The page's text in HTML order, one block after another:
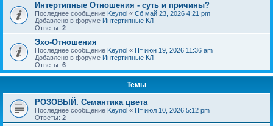
Интертипные Отношения - суть и причины?
Последнее сообщение Keynol « Сб май 23, 2026 4:21 pm
Добавлено в форуме Интертипные КЛ
Ответы: 2
Эхо-Отношения
Последнее сообщение Keynol « Пт июн 19, 2026 11:36 am
Добавлено в форуме Интертипные КЛ
Ответы: 6
Темы
РОЗОВЫЙ. Семантика цвета
Последнее сообщение Keynol « Пт июл 10, 2026 5:12 pm
Ответы: 2